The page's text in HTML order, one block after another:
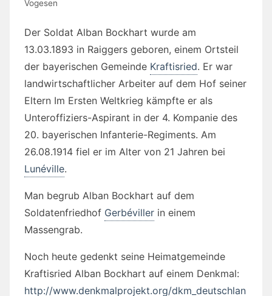
Vogesen
Der Soldat Alban Bockhart wurde am
13.03.1893 in Raiggers geboren, einem Ortsteil
der bayerischen Gemeinde Kraftisried. Er war
landwirtschaftlicher Arbeiter auf dem Hof seiner
Eltern Im Ersten Weltkrieg kämpfte er als
Unteroffiziers-Aspirant in der 4. Kompanie des
20. bayerischen Infanterie-Regiments. Am
26.08.1914 fiel er im Alter von 21 Jahren bei
Lunéville.
Man begrub Alban Bockhart auf dem
Soldatenfriedhof Gerbéviller in einem
Massengrab.
Noch heute gedenkt seine Heimatgemeinde
Kraftisried Alban Bockhart auf einem Denkmal:
http://www.denkmalprojekt.org/dkm_deutschlan